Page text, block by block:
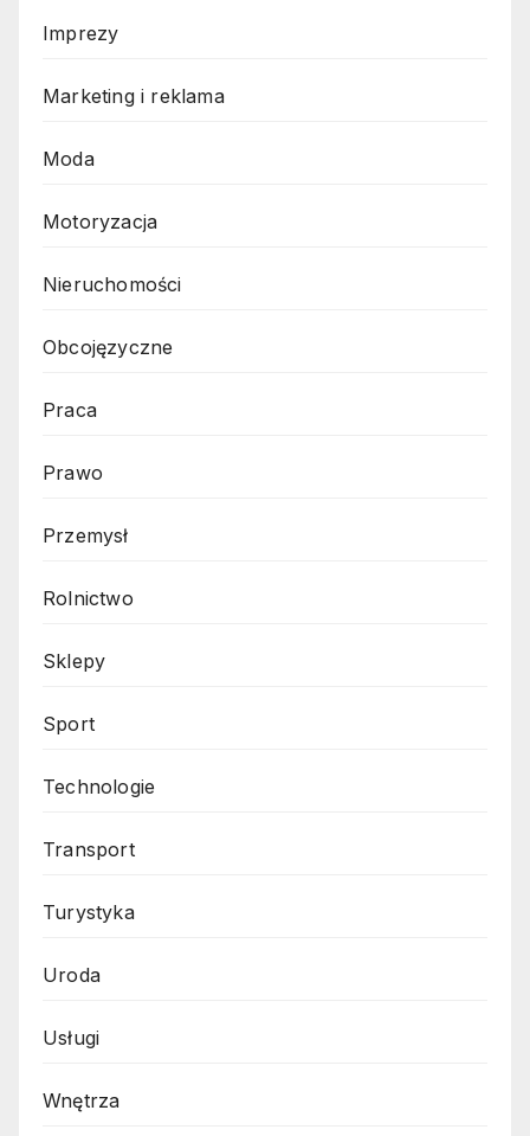
Imprezy
Marketing i reklama
Moda
Motoryzacja
Nieruchomości
Obcojęzyczne
Praca
Prawo
Przemysł
Rolnictwo
Sklepy
Sport
Technologie
Transport
Turystyka
Uroda
Usługi
Wnętrza